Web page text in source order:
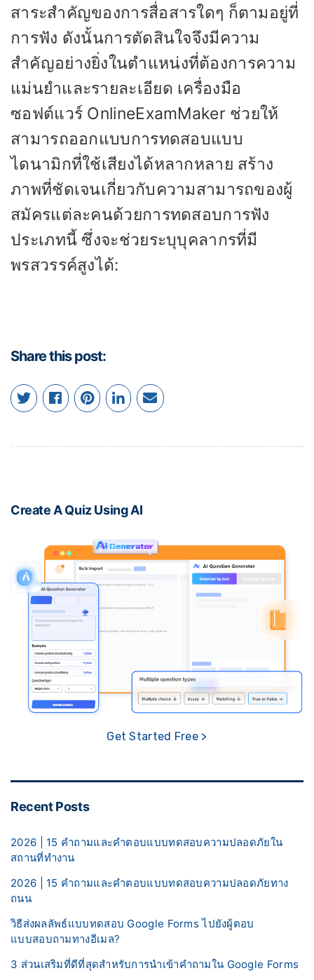
สาระสำคัญของการสื่อสารใดๆ ก็ตามอยู่ที่
การฟัง ดังนั้นการตัดสินใจจึงมีความ
สำคัญอย่างยิ่งในตำแหน่งที่ต้องการความ
แม่นยำและรายละเอียด เครื่องมือ
ซอฟต์แวร์ OnlineExamMaker ช่วยให้
สามารถออกแบบการทดสอบแบบ
ไดนามิกที่ใช้เสียงได้หลากหลาย สร้าง
ภาพที่ชัดเจนเกี่ยวกับความสามารถของผู้
สมัครแต่ละคนด้วยการทดสอบการฟัง
ประเภทนี้ ซึ่งจะช่วยระบุบุคลากรที่มี
พรสวรรค์สูงได้:
Share this post:
Create A Quiz Using AI
Get Started Free >
Recent Posts
2026 | 15 คำถามและคำตอบแบบทดสอบความปลอดภัยใน
สถานที่ทำงาน
2026 | 15 คำถามและคำตอบแบบทดสอบความปลอดภัยทาง
ถนน
วิธีส่งผลลัพธ์แบบทดสอบ Google Forms ไปยังผู้ตอบ
แบบสอบถามทางอีเมล?
3 ส่วนเสริมที่ดีที่สุดสำหรับการนำเข้าคำถามใน Google Forms